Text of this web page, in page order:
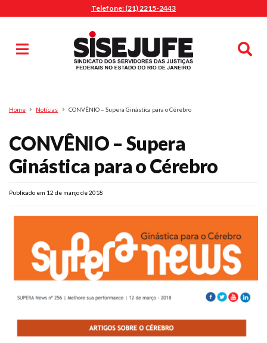
Telefone: (21) 2215-2443
Pesquisa
Home Notícias CONVÊNIO – Supera Ginástica para o Cérebro
CONVÊNIO – Supera
Ginástica para o Cérebro
Publicado em 12 de março de 2018
MENU
Sindicalize-se
Diretoria
O Sindicato
Agenda
Casa do Alto
Sede Campestre
Nossos Convênios
Gympass Wellhub
Seguro Auto
Plano de Saúde
Assistência Funeral
FacebookInstagramTwitter YoutubeTikTok Whatsapp